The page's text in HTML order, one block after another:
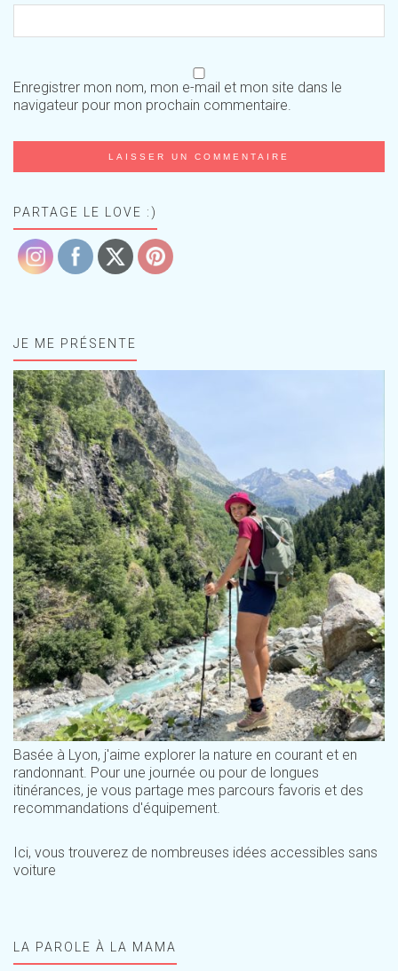
Enregistrer mon nom, mon e-mail et mon site dans le
navigateur pour mon prochain commentaire.
PARTAGE LE LOVE :)
JE ME PRÉSENTE
Basée à Lyon, j'aime explorer la nature en courant et en
randonnant. Pour une journée ou pour de longues
itinérances, je vous partage mes parcours favoris et des
recommandations d'équipement.
Ici, vous trouverez de nombreuses idées accessibles sans
voiture
LA PAROLE À LA MAMA